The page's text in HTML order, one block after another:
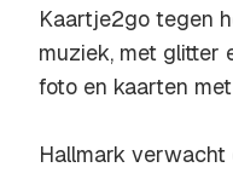
Kaartje2go tegen
muziek, met glitter
foto en kaarten
Hallmark